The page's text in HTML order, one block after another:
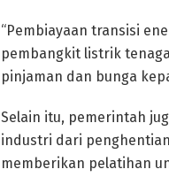
“Pembiayaan transisi
pembangkit listrik
pinjaman dan bunga
Selain itu, pemerintah
industri dari
memberikan pelatihan